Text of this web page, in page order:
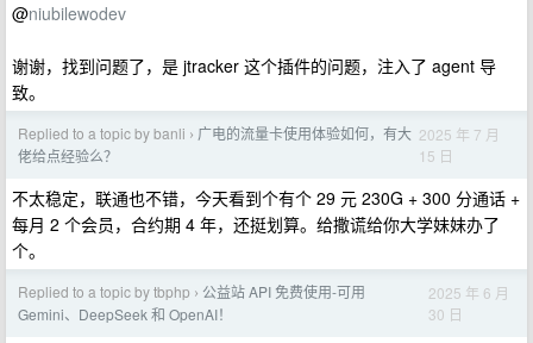
@niubilewodev
谢谢，找到问题了，是 jtracker 这个插件的问题，注入了 agent 导
致。
Replied to a topic by banli › 广电的流量卡使用体验如何，有大
佬给点经验么？
2025 年 7 月
15 日
不太稳定，联通也不错，今天看到个有个 29 元 230G + 300 分通话 +
每月 2 个会员，合约期 4 年，还挺划算。给撒谎给你大学妹妹办了
个。
Replied to a topic by tbphp › 公益站 API 免费使用-可用
Gemini、DeepSeek 和 OpenAI！
2025 年 6 月
30 日